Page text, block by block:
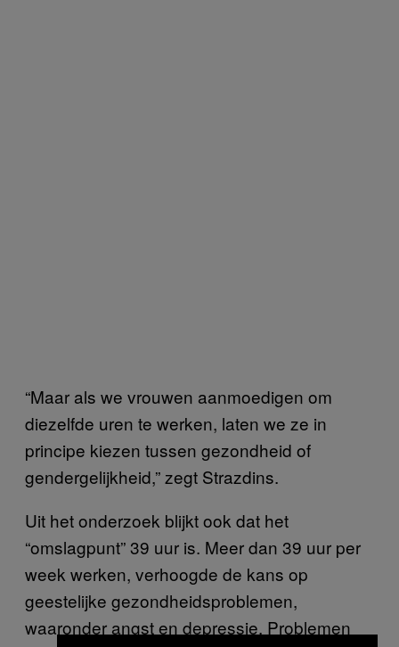
“Maar als we vrouwen aanmoedigen om
diezelfde uren te werken, laten we ze in
principe kiezen tussen gezondheid of
gendergelijkheid,” zegt Strazdins.
Uit het onderzoek blijkt ook dat het
“omslagpunt” 39 uur is. Meer dan 39 uur per
week werken, verhoogde de kans op
geestelijke gezondheidsproblemen,
waaronder angst en depressie. Problemen